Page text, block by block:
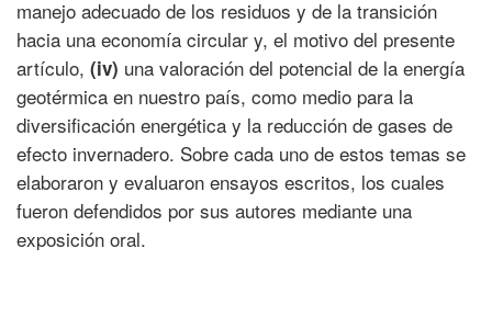
manejo adecuado de los residuos y de la transición
hacia una economía circular y, el motivo del presente
artículo, (iv) una valoración del potencial de la energía
geotérmica en nuestro país, como medio para la
diversificación energética y la reducción de gases de
efecto invernadero. Sobre cada uno de estos temas se
elaboraron y evaluaron ensayos escritos, los cuales
fueron defendidos por sus autores mediante una
exposición oral.